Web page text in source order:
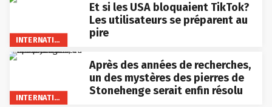
INTERNATIONAL
Et si les USA bloquaient TikTok?
Les utilisateurs se préparent au
pire
INTERNATIONAL
Après des années de recherches,
un des mystères des pierres de
Stonehenge serait enfin résolu